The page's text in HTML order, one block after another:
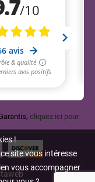
!
site vous intéresse
vous accompagner
cliquez ici pour